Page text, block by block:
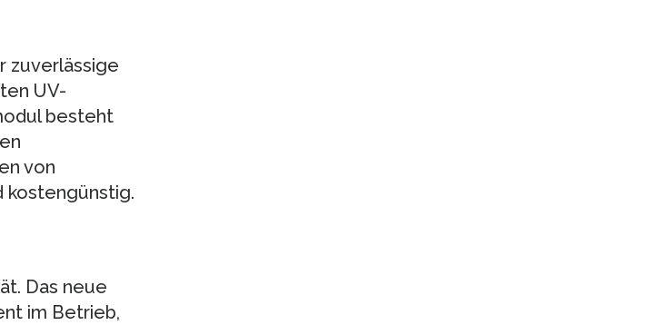
zuverlässige
UV-
besteht
von
kostengünstig.
Das neue
im Betrieb,